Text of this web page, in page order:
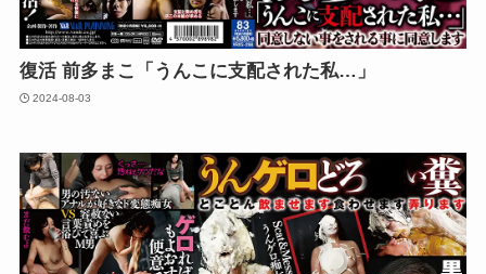
復活 前多まこ「うんこに支配された私…」
2024-08-03